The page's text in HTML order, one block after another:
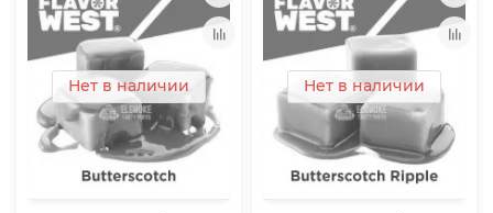
Нет в наличии Нет в наличии